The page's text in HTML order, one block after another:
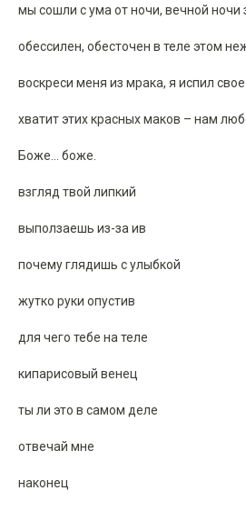
мы сошли с ума от ночи, вечной ночи
обессилен, обесточен в теле этом
воскреси меня из мрака, я испил
хватит этих красных маков – нам
Боже… боже.
взгляд твой липкий
выползаешь из-за ив
почему глядишь с улыбкой
жутко руки опустив
для чего тебе на теле
кипарисовый венец
ты ли это в самом деле
отвечай мне
наконец